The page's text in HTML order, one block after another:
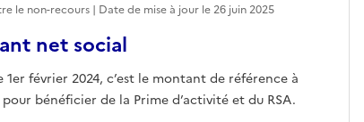
net social
1er février 2024, c’est le montant de référence à
bénéficier de la Prime d’activité et du RSA.
le non-recours | Date de mise à jour le26 juin 2025